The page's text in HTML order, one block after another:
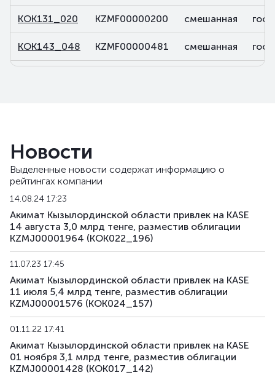
KOK131_020 KZMF00000200 смешанная
KOK143_048 KZMF00000481 смешанная
Новости
Выделенные новости содержат информацию о
рейтингах компании
14.08.24 17:23
Акимат Кызылординской области привлек на KASE
14 августа 3,0 млрд тенге, разместив облигации
KZMJ00001964 (KOK022_196)
11.07.23 17:45
Акимат Кызылординской области привлек на KASE
11 июля 5,4 млрд тенге, разместив облигации
KZMJ00001576 (KOK024_157)
01.11.22 17:41
Акимат Кызылординской области привлек на KASE
01 ноября 3,1 млрд тенге, разместив облигации
KZMJ00001428 (KOK017_142)